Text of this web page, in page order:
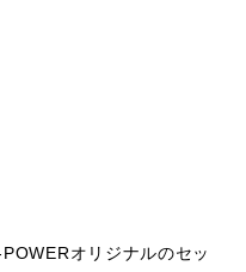
オリジナルのセッ